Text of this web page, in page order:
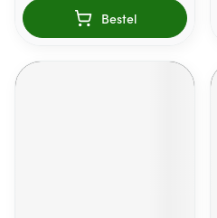
Bestel